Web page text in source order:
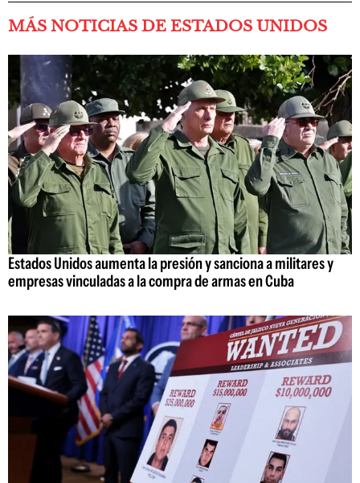
MÁS NOTICIAS DE ESTADOS UNIDOS
Estados Unidos aumenta la presión y sanciona a militares y
empresas vinculadas a la compra de armas en Cuba